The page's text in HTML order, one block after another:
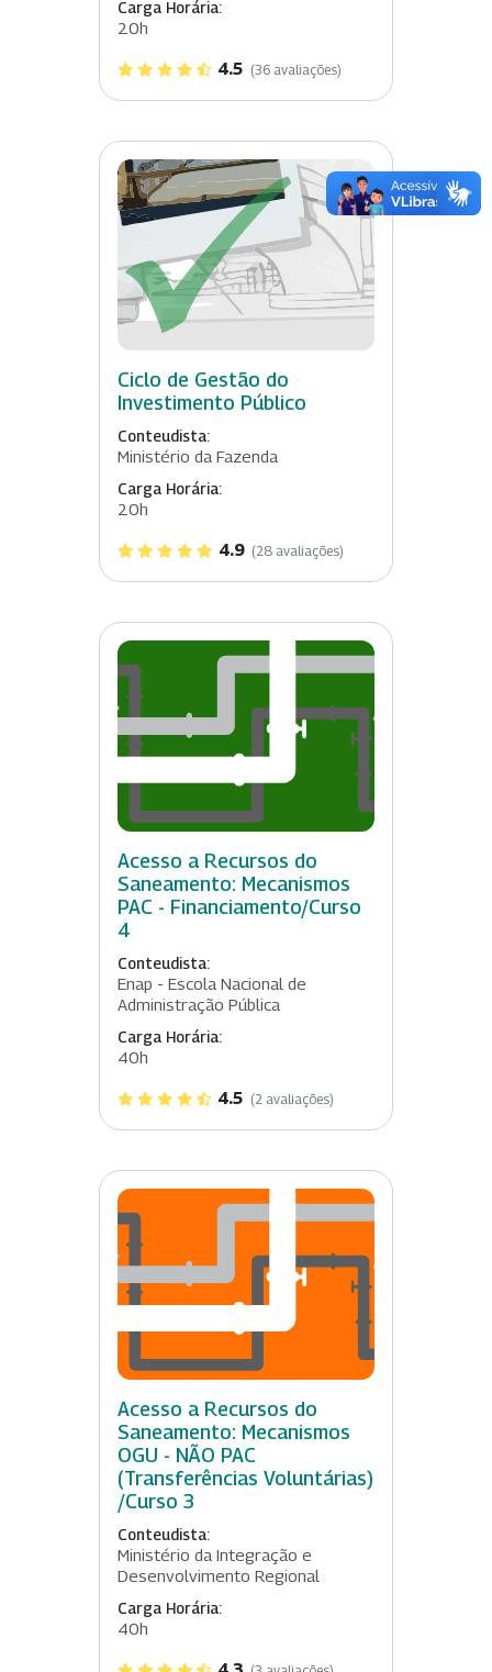
Carga Horária:
20h
4.5 (36 avaliações)
Ciclo de Gestão do
Investimento Público
Conteudista:
Ministério da Fazenda
Carga Horária:
20h
4.9 (28 avaliações)
Acesso a Recursos do
Saneamento: Mecanismos
PAC - Financiamento/Curso
4
Conteudista:
Enap - Escola Nacional de
Administração Pública
Carga Horária:
40h
4.5 (2 avaliações)
Acesso a Recursos do
Saneamento: Mecanismos
OGU - NÃO PAC
(Transferências Voluntárias)
/Curso 3
Conteudista:
Ministério da Integração e
Desenvolvimento Regional
Carga Horária:
40h